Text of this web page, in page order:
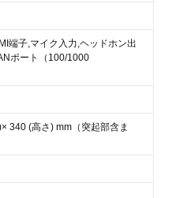
端子,マイク入力,ヘッドホン出
ポート（100/1000
340 (高さ) mm（突起部含ま